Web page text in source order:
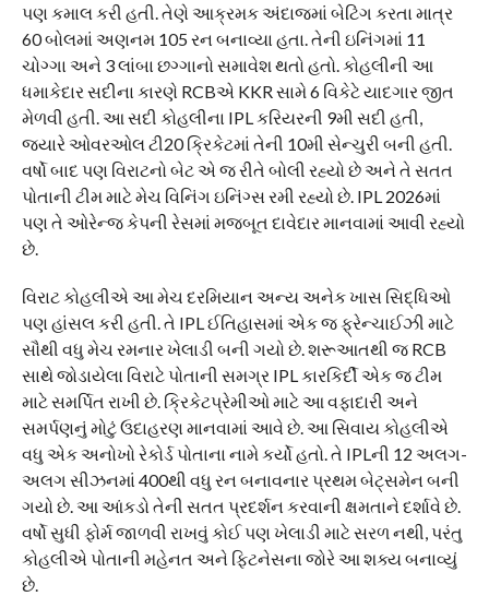
પણ કમાલ કરી હતી. તેણે આક્રમક અંદાજમાં બેટિંગ કરતા માત્ર
60 બોલમાં અણનમ 105 રન બનાવ્યા હતા. તેની ઇનિંગમાં 11
ચોગ્ગા અને 3 લાંબા છગ્ગાનો સમાવેશ થતો હતો. કોહલીની આ
ધમાકેદાર સદીના કારણે RCBએ KKR સામે 6 વિકેટે યાદગાર જીત
મેળવી હતી. આ સદી કોહલીના IPL કરિયરની 9મી સદી હતી,
જ્યારે ઓવરઓલ ટી20 ક્રિકેટમાં તેની 10મી સેન્ચુરી બની હતી.
વર્ષો બાદ પણ વિરાટનો બેટ એ જ રીતે બોલી રહ્યો છે અને તે સતત
પોતાની ટીમ માટે મેચ વિનિંગ ઇનિંગ્સ રમી રહ્યો છે. IPL 2026માં
પણ તે ઓરેન્જ કેપની રેસમાં મજબૂત દાવેદાર માનવામાં આવી રહ્યો
છે.
વિરાટ કોહલીએ આ મેચ દરમિયાન અન્ય અનેક ખાસ સિદ્ધિઓ
પણ હાંસલ કરી હતી. તે IPL ઈતિહાસમાં એક જ ફ્રેન્ચાઈઝી માટે
સૌથી વધુ મેચ રમનાર ખેલાડી બની ગયો છે. શરૂઆતથી જ RCB
સાથે જોડાયેલા વિરાટે પોતાની સમગ્ર IPL કારકિર્દી એક જ ટીમ
માટે સમર્પિત રાખી છે. ક્રિકેટપ્રેમીઓ માટે આ વફાદારી અને
સમર્પણનું મોટું ઉદાહરણ માનવામાં આવે છે. આ સિવાય કોહલીએ
વધુ એક અનોખો રેકોર્ડ પોતાના નામે કર્યો હતો. તે IPLની 12 અલગ-
અલગ સીઝનમાં 400થી વધુ રન બનાવનાર પ્રથમ બેટ્સમેન બની
ગયો છે. આ આંકડો તેની સતત પ્રદર્શન કરવાની ક્ષમતાને દર્શાવે છે.
વર્ષો સુધી ફોર્મ જાળવી રાખવું કોઈ પણ ખેલાડી માટે સરળ નથી, પરંતુ
કોહલીએ પોતાની મહેનત અને ફિટનેસના જોરે આ શક્ય બનાવ્યું
છે.